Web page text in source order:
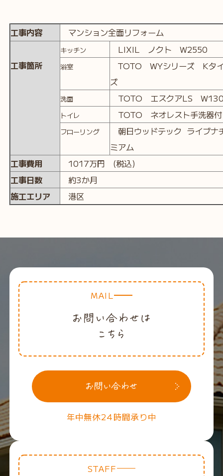
工事内容 マンション全面リフォーム
工事箇所
キッチン LIXIL ノクト W2550
浴室
TOTO WYシリーズ Kタ
ズ
洗面 TOTO エスクアLS
トイレ TOTO ネオレスト手洗器
フローリング
朝日ウッドテック ライブナ
ミアム
工事費用
1017万円 (税込)
工事日数
約3か月
施工エリア
港区
MAIL
年中無休24時間承り中
STAFF